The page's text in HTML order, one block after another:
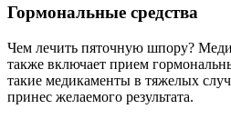
Гормональные средства
Чем лечить пяточную шпору?
также включает прием
такие медикаменты в тяжелых
принес желаемого результата.